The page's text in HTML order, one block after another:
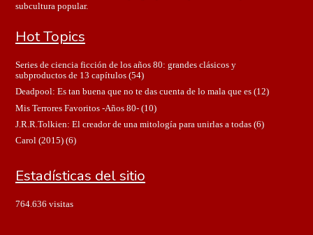
subcultura popular.
Hot Topics
Series de ciencia ficción de los años 80: grandes clásicos y
subproductos de 13 capítulos(54)
Deadpool: Es tan buena que no te das cuenta de lo mala que es(12)
Mis Terrores Favoritos -Años 80-(10)
J.R.R.Tolkien: El creador de una mitología para unirlas a todas(6)
Carol (2015)(6)
Estadísticas del sitio
764.636 visitas